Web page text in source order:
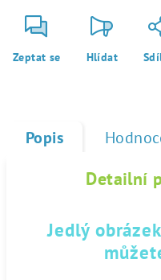
Zeptat se Hlídat
Popis
Detailní
Jedlý